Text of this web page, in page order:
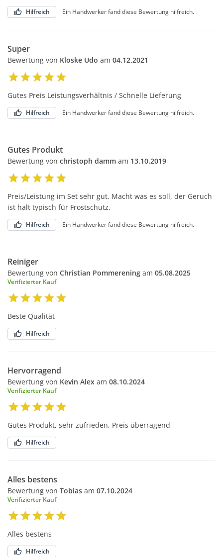
Hilfreich Ein Handwerker fand diese Bewertung hilfreich.
Super
Bewertung von Kloske Udo am 04.12.2021
Gutes Preis Leistungsverhältnis / Schnelle Lieferung
Hilfreich Ein Handwerker fand diese Bewertung hilfreich.
Gutes Produkt
Bewertung von christoph damm am 13.10.2019
Preis/Leistung im Set sehr gut. Macht was es soll, der Geruch
ist halt typisch für Frostschutz.
Hilfreich Ein Handwerker fand diese Bewertung hilfreich.
Reiniger
Bewertung von Christian Pommerening am 05.08.2025
Verifizierter Kauf
Beste Qualität
Hilfreich
Hervorragend
Bewertung von Kevin Alex am 08.10.2024
Verifizierter Kauf
Gutes Produkt, sehr zufrieden, Preis überragend
Hilfreich
Alles bestens
Bewertung von Tobias am 07.10.2024
Verifizierter Kauf
Alles bestens
Hilfreich